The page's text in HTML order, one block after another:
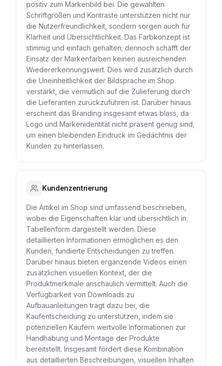
positiv zum Markenbild bei. Die gewählten
Schriftgrößen und Kontraste unterstützen nicht nur
die Nutzerfreundlichkeit, sondern sorgen auch für
Klarheit und Übersichtlichkeit. Das Farbkonzept ist
stimmig und einfach gehalten; dennoch schafft der
Einsatz der Markenfarben keinen ausreichenden
Wiedererkennungswert. Dies wird zusätzlich durch
die Uneinheitlichkeit der Bildsprache im Shop
verstärkt, die vermutlich auf die Zulieferung durch
die Lieferanten zurückzuführen ist. Darüber hinaus
erscheint das Branding insgesamt etwas blass, da
Logo und Markenidentität nicht präsent genug sind,
um einen bleibenden Eindruck im Gedächtnis der
Kunden zu hinterlassen.
Kundenzentrierung
Die Artikel im Shop sind umfassend beschrieben,
wobei die Eigenschaften klar und übersichtlich in
Tabellenform dargestellt werden. Diese
detaillierten Informationen ermöglichen es den
Kunden, fundierte Entscheidungen zu treffen.
Darüber hinaus bieten ergänzende Videos einen
zusätzlichen visuellen Kontext, der die
Produktmerkmale anschaulich vermittelt. Auch die
Verfügbarkeit von Downloads zu
Aufbauanleitungen trägt dazu bei, die
Kaufentscheidung zu unterstützen, indem sie
potenziellen Käufern wertvolle Informationen zur
Handhabung und Montage der Produkte
bereitstellt. Insgesamt fördert diese Kombination
aus detaillierten Beschreibungen, visuellen Inhalten